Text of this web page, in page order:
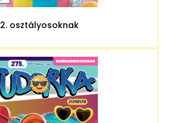
2. osztályosoknak